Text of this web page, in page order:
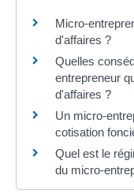
Micro-
d'affaires ?
Quelles
entrepreneur
d'affaires ?
Un micro-
cotisation
Quel est le
du micro-